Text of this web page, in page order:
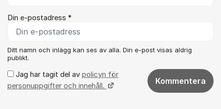
Din e-postadress *
Ditt namn och inlägg kan ses av alla. Din e-post visas aldrig
publikt.
Jag har tagit del av policyn för
personuppgifter och innehåll.
Kommentera